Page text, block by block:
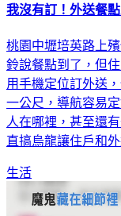
我沒有訂！外送餐
桃園中壢培英路上
鈴說餐點到了，但
用手機定位訂外送
一公尺，導航容易
人在哪裡，甚至還
直搞烏龍讓住戶和
生活